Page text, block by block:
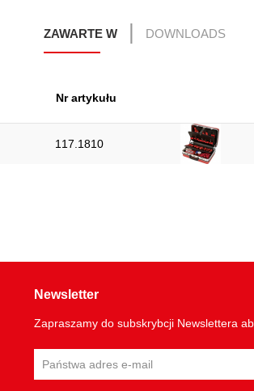
ZAWARTE W DOWNLOADS
Nr artykułu
117.1810
Newsletter
Zapraszamy do subskrybcji Newslettera